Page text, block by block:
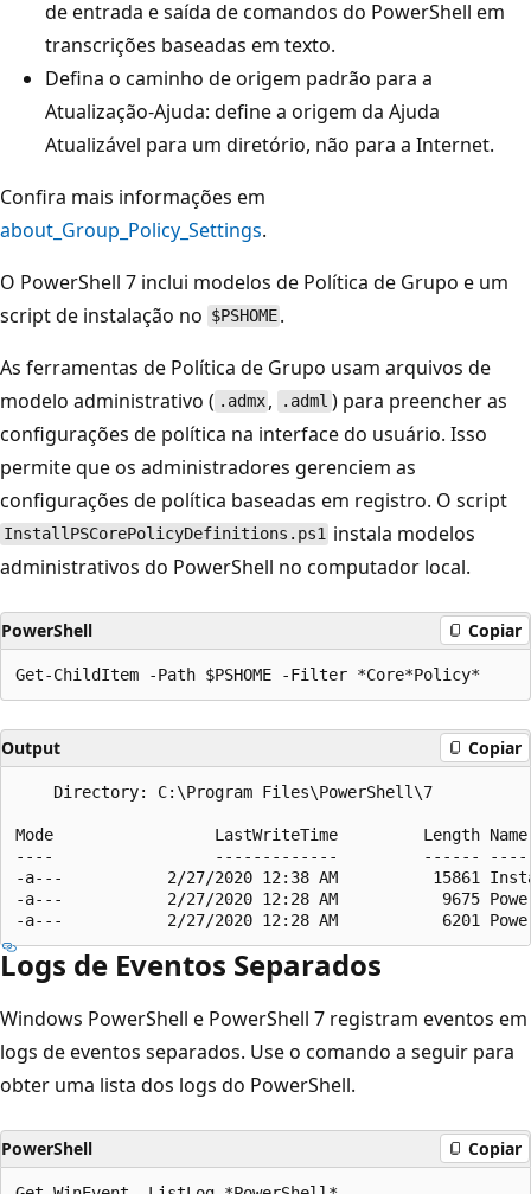
de entrada e saída de comandos do PowerShell em
transcrições baseadas em texto.
Defina o caminho de origem padrão para a
Atualização-Ajuda: define a origem da Ajuda
Atualizável para um diretório, não para a Internet.
Confira mais informações em
about_Group_Policy_Settings.
O PowerShell 7 inclui modelos de Política de Grupo e um
script de instalação no $PSHOME .
As ferramentas de Política de Grupo usam arquivos de
modelo administrativo ( .admx , .adml ) para preencher as
configurações de política na interface do usuário. Isso
permite que os administradores gerenciem as
configurações de política baseadas em registro. O script
InstallPSCorePolicyDefinitions.ps1 instala modelos
administrativos do PowerShell no computador local.
PowerShell Copiar
Output Copiar
    Directory: C:\Program Files\PowerShell\7
Mode                 LastWriteTime         Length Name
----                 -------------         ------ ----
-a---           2/27/2020 12:38 AM          15861
-a---           2/27/2020 12:28 AM           9675
Logs de Eventos Separados
Windows PowerShell e PowerShell 7 registram eventos em
logs de eventos separados. Use o comando a seguir para
obter uma lista dos logs do PowerShell.
PowerShell Copiar